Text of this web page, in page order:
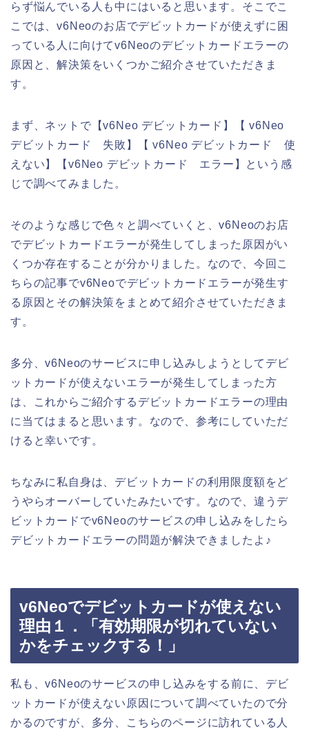
らず悩んでいる人も中にはいると思います。そこでこ
こでは、v6Neoのお店でデビットカードが使えずに困
っている人に向けてv6Neoのデビットカードエラーの
原因と、解決策をいくつかご紹介させていただきま
す。
まず、ネットで【v6Neo デビットカード】【 v6Neo
デビットカード 失敗】【 v6Neo デビットカード 使
えない】【v6Neo デビットカード エラー】という感
じで調べてみました。
そのような感じで色々と調べていくと、v6Neoのお店
でデビットカードエラーが発生してしまった原因がい
くつか存在することが分かりました。なので、今回こ
ちらの記事でv6Neoでデビットカードエラーが発生す
る原因とその解決策をまとめて紹介させていただきま
す。
多分、v6Neoのサービスに申し込みしようとしてデビ
ットカードが使えないエラーが発生してしまった方
は、これからご紹介するデビットカードエラーの理由
に当てはまると思います。なので、参考にしていただ
けると幸いです。
ちなみに私自身は、デビットカードの利用限度額をど
うやらオーバーしていたみたいです。なので、違うデ
ビットカードでv6Neoのサービスの申し込みをしたら
デビットカードエラーの問題が解決できましたよ♪
v6Neoでデビットカードが使えない
理由１．「有効期限が切れていない
かをチェックする！」
私も、v6Neoのサービスの申し込みをする前に、デビ
ットカードが使えない原因について調べていたので分
かるのですが、多分、こちらのページに訪れている人